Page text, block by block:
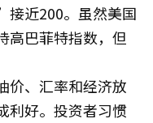
近200。虽然美国
高巴菲特指数，但
价、汇率和经济放
利好。投资者习惯